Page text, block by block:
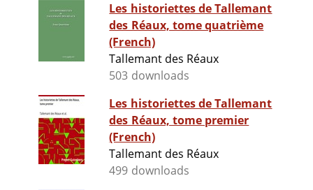
Les historiettes de Tallemant
des Réaux, tome quatrième
(French)
Tallemant des Réaux
503 downloads
Les historiettes de Tallemant
des Réaux, tome premier
(French)
Tallemant des Réaux
499 downloads